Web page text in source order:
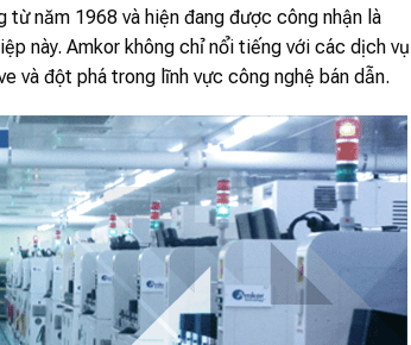
năm 1968 và hiện đang được công nhận là
này. Amkor không chỉ nổi tiếng với các dịch vụ
và đột phá trong lĩnh vực công nghệ bán dẫn.